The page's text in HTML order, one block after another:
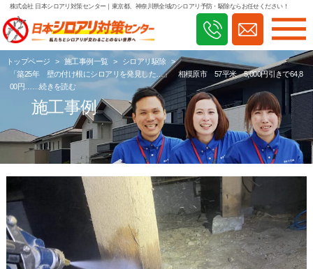
株式会社 日本シロアリ対策センター｜東京都、神奈川県全域のシロアリ予防・駆除ならお任せください！
トップページ > 施工事例一覧 > シロアリ駆除
>
「築25年 壁の付け根にシロアリを発見した…」 相模原市 57平米 5,000円引きで64,8
00円……続きを読む
施工事例